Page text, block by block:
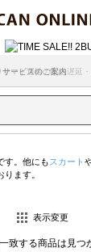
マト運輸の配送遅延
ービスのご案内
す。他にも スカート
ます。
表示変更
致する商品は見つ